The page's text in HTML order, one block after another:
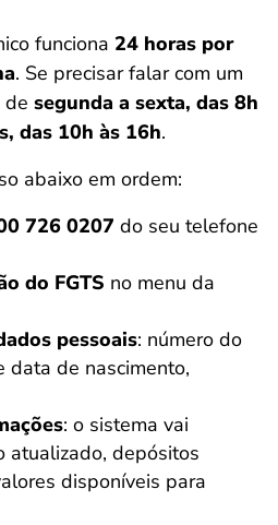
funciona 24 horas por
. Se precisar falar com um
de segunda a sexta, das 8h
das 10h às 16h.
abaixo em ordem:
726 0207 do seu telefone
do FGTS no menu da
pessoais: número do
data de nascimento,
: o sistema vai
atualizado, depósitos
disponíveis para